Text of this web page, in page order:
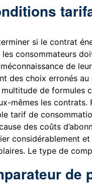
si le contrat
consommateurs
de
des choix erronés
de formules
mêmes les
tarif de
des coûts
considérablement
Le type de
de